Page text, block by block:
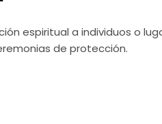
espiritual a individuos o
de protección.